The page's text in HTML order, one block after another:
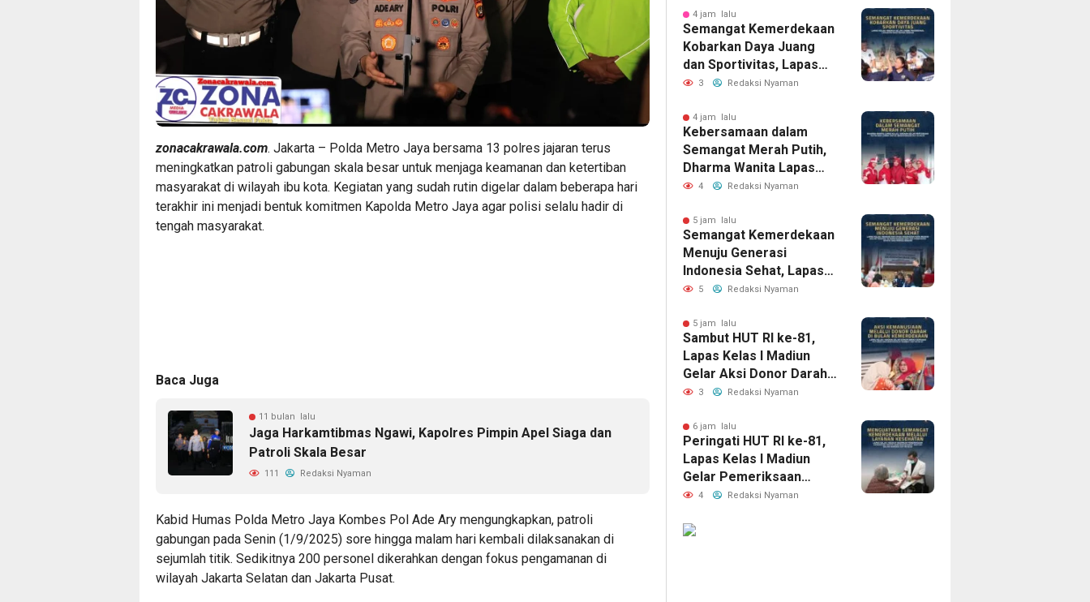
zonacakrawala.com. Jakarta – Polda Metro Jaya bersama 13 polres jajaran terus
meningkatkan patroli gabungan skala besar untuk menjaga keamanan dan ketertiban
masyarakat di wilayah ibu kota. Kegiatan yang sudah rutin digelar dalam beberapa hari
terakhir ini menjadi bentuk komitmen Kapolda Metro Jaya agar polisi selalu hadir di
tengah masyarakat.
Baca Juga
11 bulan lalu
Jaga Harkamtibmas Ngawi, Kapolres Pimpin Apel Siaga dan
Patroli Skala Besar
111 Redaksi Nyaman
Kabid Humas Polda Metro Jaya Kombes Pol Ade Ary mengungkapkan, patroli
gabungan pada Senin (1/9/2025) sore hingga malam hari kembali dilaksanakan di
sejumlah titik. Sedikitnya 200 personel dikerahkan dengan fokus pengamanan di
wilayah Jakarta Selatan dan Jakarta Pusat.
Sambut HUT RI ke-81
4 jam lalu
Semangat Kemerdekaan
Kobarkan Daya Juang
dan Sportivitas, Lapas
Kelas I Madiun Gelar
Lanjutan bagi Warga
Binaan
3 Redaksi Nyaman
4 jam lalu
Kebersamaan dalam
Semangat Merah Putih,
Dharma Wanita Lapas
Kelas I Madiun Gelar
Beragam Lomba Sambut
HUT RI ke-81
4 Redaksi Nyaman
5 jam lalu
Semangat Kemerdekaan
Menuju Generasi
Indonesia Sehat, Lapas
Kelas I Madiun Bersama
Gelar Tracing TB
Terintegrasi dan Cek
Kesehatan Gratis bagi
Warga Binaan
5 Redaksi Nyaman
5 jam lalu
Sambut HUT RI ke-81,
Lapas Kelas I Madiun
Gelar Aksi Donor Darah,
Wujud Nyata Kepedulian
3 Redaksi Nyaman
6 jam lalu
Peringati HUT RI ke-81,
Lapas Kelas I Madiun
Gelar Pemeriksaan
Kesehatan Gratis bagi
4 Redaksi Nyaman